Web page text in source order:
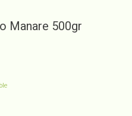
Manare 500gr